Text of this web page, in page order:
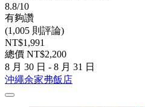
8.8/10
有夠讚
(1,005 則評論)
NT$1,991
總價 NT$2,200
8 月 30 日 - 8 月 31 日
沖繩余家弗飯店